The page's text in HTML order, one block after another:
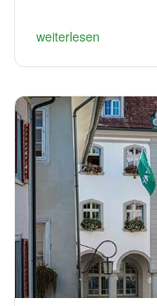
weiterlesen